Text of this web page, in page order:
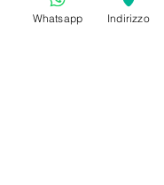
Whatsapp Indirizzo